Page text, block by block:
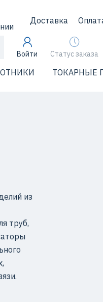
Доставка
Войти Статус заказа
ТОКАРНЫЕ
из
труб,